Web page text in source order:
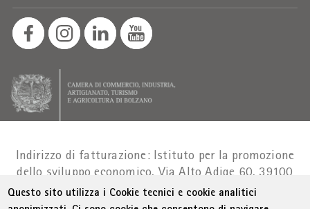
Indirizzo di fatturazione: Istituto per la promozione
dello sviluppo economico, Via Alto Adige 60, 39100
BolzanoPart. IVA 01716880214|administration-
Questo sito utilizza i Cookie tecnici e cookie analitici